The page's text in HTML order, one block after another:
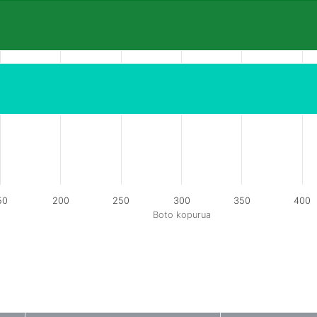
Boto kopurua
200 250 300 350 400